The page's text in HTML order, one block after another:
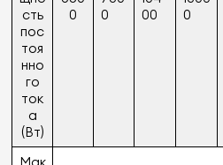
сть
пос
тоя
нно
го
ток
а
(Вт)
0
0
00
0